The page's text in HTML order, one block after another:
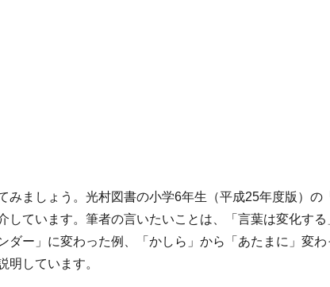
みましょう。光村図書の小学6年生（平成25年度版）の
しています。筆者の言いたいことは、「言葉は変化す
ダー」に変わった例、「かしら」から「あたまに」変
明しています。